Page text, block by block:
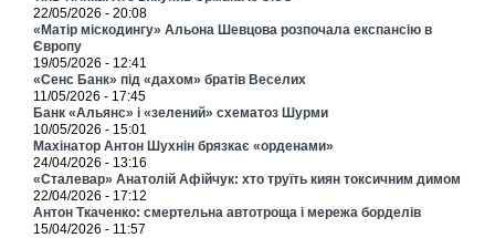
22/05/2026 - 20:08
«Матір міскодингу» Альона Шевцова розпочала експансію в
Європу
19/05/2026 - 12:41
«Сенс Банк» під «дахом» братів Веселих
11/05/2026 - 17:45
Банк «Альянс» і «зелений» схематоз Шурми
10/05/2026 - 15:01
Махінатор Антон Шухнін брязкає «орденами»
24/04/2026 - 13:16
«Сталевар» Анатолій Афійчук: хто труїть киян токсичним димом
22/04/2026 - 17:12
Антон Ткаченко: смертельна автотроща і мережа борделів
15/04/2026 - 11:57